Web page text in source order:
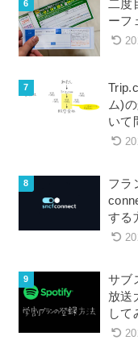
二度
ーフ
ム)
いて
フラ
する
サブ
放送
して